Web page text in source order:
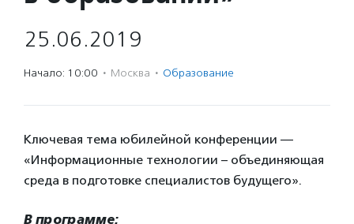
25.06.2019
Начало: 10:00 · Москва · Образование
Ключевая тема юбилейной конференции —
«Информационные технологии – объединяющая
среда в подготовке специалистов будущего».
В программе: